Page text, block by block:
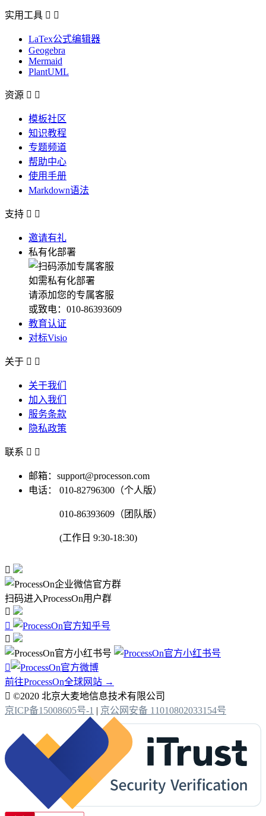
实用工具  
LaTex公式编辑器
Geogebra
Mermaid
PlantUML
资源  
模板社区
知识教程
专题频道
帮助中心
使用手册
Markdown语法
支持  
邀请有礼
私有化部署
如需私有化部署
请添加您的专属客服
或致电：010-86393609
教育认证
对标Visio
关于  
关于我们
加入我们
服务条款
隐私政策
联系  
邮箱：support@processon.com
电话：
010-82796300（个人版）
010-86393609（团队版）
(工作日 9:30-18:30)

扫码进入ProcessOn用户群




前往ProcessOn全球网站 →
 ©2020 北京大麦地信息技术有限公司
京ICP备15008605号-1 | 京公网安备 11010802033154号